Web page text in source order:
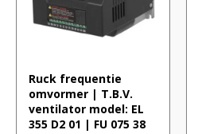
Ruck frequentie
omvormer | T.B.V.
ventilator model: EL
355 D2 01 | FU 075 38